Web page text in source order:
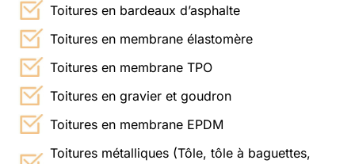
Toitures en bardeaux d’asphalte
Toitures en membrane élastomère
Toitures en membrane TPO
Toitures en gravier et goudron
Toitures en membrane EPDM
Toitures métalliques (Tôle, tôle à baguettes,